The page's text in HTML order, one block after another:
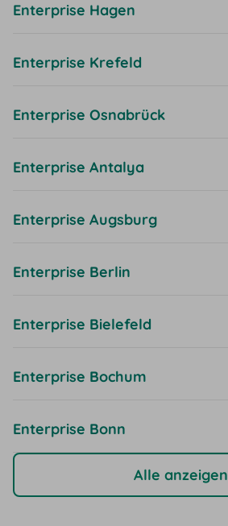
Enterprise Hagen
Enterprise Krefeld
Enterprise Osnabrück
Enterprise Antalya
Enterprise Augsburg
Enterprise Berlin
Enterprise Bielefeld
Enterprise Bochum
Enterprise Bonn
Alle anzeigen